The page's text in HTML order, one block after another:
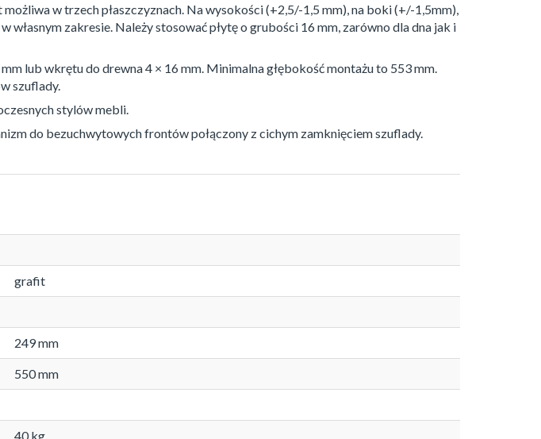
w trzech płaszczyznach. Na wysokości (+2,5/-1,5 mm), na boki (+/-1,5mm),
zakresie. Należy stosować płytę o grubości 16 mm, zarówno dla dna jak i
lub wkrętu do drewna 4 × 16 mm. Minimalna głębokość montażu to 553 mm.
szuflady.
stylów mebli.
do bezuchwytowych frontów połączony z cichym zamknięciem szuflady.
grafit
249 mm
550 mm
40 kg